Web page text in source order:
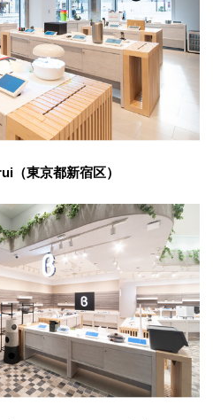
（東京都新宿区）